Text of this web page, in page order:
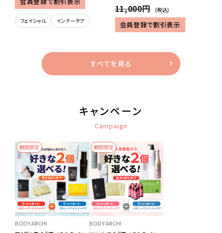
フェイシャル インナーケア
11,000円 (税込)
会員登録で割引表示
すべてを見る
キャンペーン
Campaign
期間限定
BODY ARCHI
期間限定
BODY ARCHI